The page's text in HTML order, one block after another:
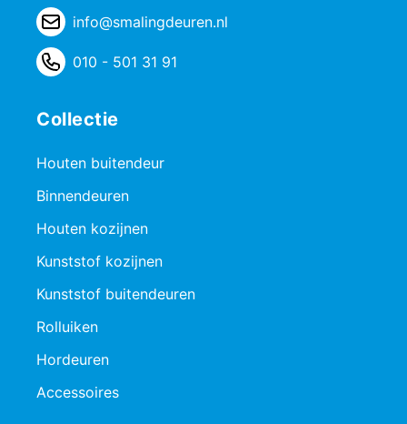
info@smalingdeuren.nl
010 - 501 31 91
Collectie
Houten buitendeur
Binnendeuren
Houten kozijnen
Kunststof kozijnen
Kunststof buitendeuren
Rolluiken
Hordeuren
Accessoires